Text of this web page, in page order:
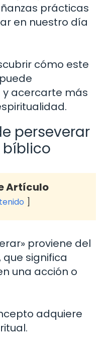
prácticas
en nuestro día
cómo este
acercarte más
perseverar
bíblico
Artículo
proviene del
que significa
una acción o
adquiere